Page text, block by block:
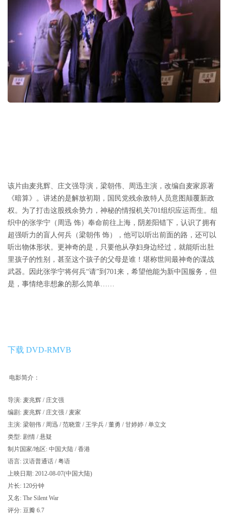
该片由麦兆辉、庄文强导演，梁朝伟、周迅主演，改编自麦家原著
《暗算》。讲述的是解放初期，国民党残余敌特人员意图颠覆新政
权。为了打击这股残余势力，神秘的情报机关701组织应运而生。组
织中的张学宁（周迅 饰）奉命前往上海，阴差阳错下，认识了拥有
超强听力的盲人何兵（梁朝伟 饰），他可以听出前面的路，还可以
听出物体形状。更神奇的是，只要他从孕妇身边经过，就能听出肚
里孩子的性别，甚至这个孩子的父母是谁！堪称世间最神奇的谍战
武器。因此张学宁将何兵“请”到701来，希望他能为新中国服务，但
是，事情绝非想象的那么简单……
下载 DVD-RMVB
电影简介：
导演: 麦兆辉 / 庄文强
编剧: 麦兆辉 / 庄文强 / 麦家
主演: 梁朝伟 / 周迅 / 范晓萱 / 王学兵 / 董勇 / 甘婷婷 / 单立文
类型: 剧情 / 悬疑
制片国家/地区: 中国大陆 / 香港
语言: 汉语普通话 / 粤语
上映日期: 2012-08-07(中国大陆)
片长: 120分钟
又名: The Silent War
评分: 豆瓣 6.7